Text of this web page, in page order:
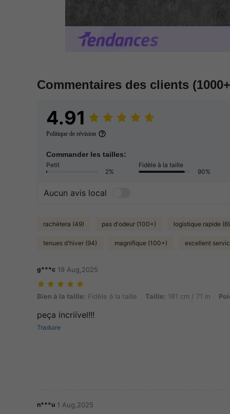
Commentaires des clients
4.91
Politique de révision
Commander les tailles:
Petit
2%
Fidèle à la taille
90%
Aucun avis local
rachètera (49) pas d'odeur (100+) logistique rapide
tenues d'hiver (94) magnifique (100+) excellent
g***c 19 Aug,2025
Bien à la taille: Fidèle à la taille, Taille: 181 cm / 71 in, Poids: 82 kg /
Bien à la taille: Fidèle à la taille Taille: 181 cm / 71 in
peça incriível!!!
Traduire
n***u 1 Aug,2025